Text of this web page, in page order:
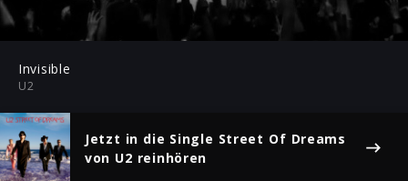
Play
-04:11
Mute
Invisible
U2
Jetzt in die Single Street Of Dreams
von U2 reinhören